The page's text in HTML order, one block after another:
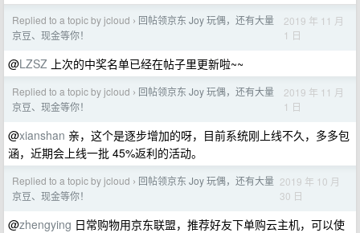
Replied to a topic by jcloud › 回帖领京东 Joy 玩偶，还有大量
京豆、现金等你！
2019 年 11 月
1 日
@LZSZ 上次的中奖名单已经在帖子里更新啦~~
Replied to a topic by jcloud › 回帖领京东 Joy 玩偶，还有大量
京豆、现金等你！
2019 年 11 月
1 日
@xianshan 亲，这个是逐步增加的呀，目前系统刚上线不久，多多包
涵，近期会上线一批 45%返利的活动。
Replied to a topic by jcloud › 回帖领京东 Joy 玩偶，还有大量
京豆、现金等你！
2019 年 10 月
30 日
@zhengying 日常购物用京东联盟，推荐好友下单购云主机，可以使